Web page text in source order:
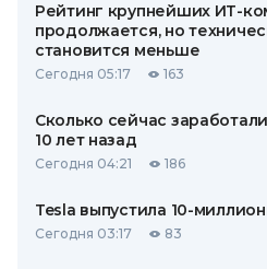
Рейтинг крупнейших ИТ-
продолжается, но
становится меньше
Сегодня 05:17 163
Сколько сейчас
10 лет назад
Сегодня 04:21 186
Tesla выпустила 10-
Сегодня 03:17 83